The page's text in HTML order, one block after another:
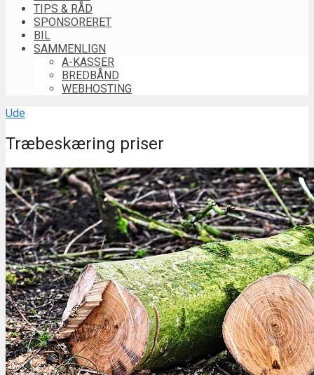
TIPS & RÅD
SPONSORERET
BIL
SAMMENLIGN
A-KASSER
BREDBÅND
WEBHOSTING
Ude
Træbeskæring priser